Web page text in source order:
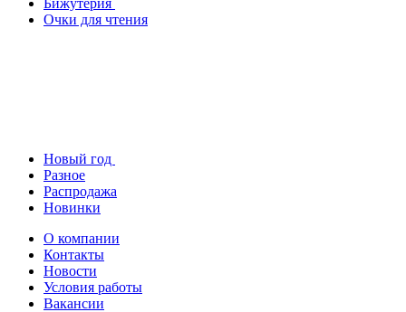
Очки для чтения
Новый год
Разное
Распродажа
Новинки
О компании
Контакты
Новости
Условия работы
Вакансии